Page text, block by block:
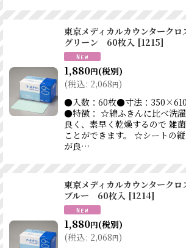
東京メディカルカウンターク
グリーン 60枚入 [1215]
1,880円(税別)
(税込: 2,068円)
●入数：60枚●寸法：
●特徴： ☆綿ふきんに比べ洗
良く、素早く乾燥するので 雑
ことができます。 ☆シートの
が良…
東京メディカルカウンターク
ブルー 60枚入 [1214]
1,880円(税別)
(税込: 2,068円)